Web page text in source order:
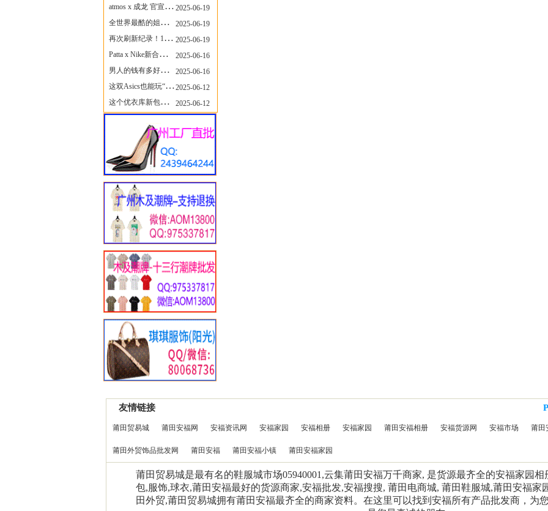
atmos x 成龙 官宣，《警察故事》联名短袖公布！
2025-06-19
全世界最酷的姐姐，和Nike联名的鞋要来了！
2025-06-19
再次刷新纪录！14只 LABUBU 共拍出240万元
2025-06-19
Patta x Nike新合作提前泄露，这次的服饰周边也有亮点？
2025-06-16
男人的钱有多好赚？四个大学生创业卖短裤，年销8个亿！
2025-06-16
这双Asics也能玩“牛仔感”？TOGA联名即将登场！
2025-06-12
这个优衣库新包，能火起来吗？
2025-06-12
友情链接
莆田贸易城 莆田安福网 安福资讯网 安福家园 安福相册 安福家园 莆田安福相册 安福货源网 安福市场 莆田
莆田外贸饰品批发网 莆田安福 莆田安福小镇 莆田安福家园
莆田贸易城是最有名的鞋服城市场05940001,云集莆田安福万千商家, 是货源最齐全的安福家园
包,服饰,球衣,莆田安福最好的货源商家,安福批发,安福搜搜, 莆田电商城, 莆田鞋服城,莆田安福家
田外贸,莆田贸易城拥有莆田安福最齐全的商家资料。在这里可以找到安福所有产品批发商，为